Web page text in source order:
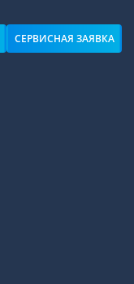
СЕРВИСНАЯ ЗАЯВКА